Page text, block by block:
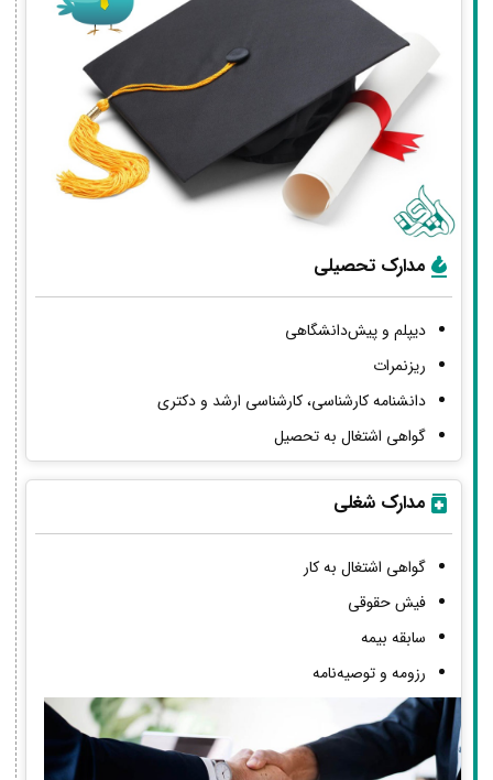
مدارک تحصیلی
دیپلم و پیش‌دانشگاهی
ریزنمرات
دانشنامه کارشناسی، کارشناسی ارشد و دکتری
گواهی اشتغال به تحصیل
مدارک شغلی
گواهی اشتغال به کار
فیش حقوقی
سابقه بیمه
رزومه و توصیه‌نامه